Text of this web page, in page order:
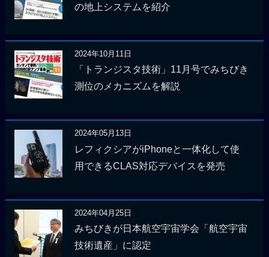
の地上システムを紹介
2024年10月11日
「トランジスタ技術」11月号でみちびき
測位のメカニズムを解説
2024年05月13日
レフィクシアがiPhoneと一体化して使
用できるCLAS対応デバイスを発売
2024年04月25日
みちびきが日本航空宇宙学会「航空宇宙
技術遺産」に認定